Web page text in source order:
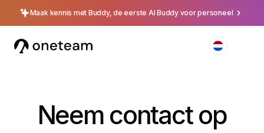
Maak kennis met Buddy, de eerste AI Buddy voor personeel
Neem contact op